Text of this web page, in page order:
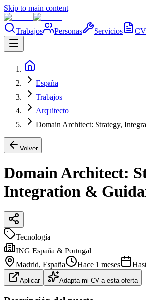
Skip to main content
Trabajos Personas Servicios
España
Trabajos
Arquitecto
Domain Architect: Strategy,
Volver
Domain Architect:
Integration &
Tecnología
ING España & Portugal
Madrid, España Hace 1 meses
Aplicar Adapta mi CV a esta oferta